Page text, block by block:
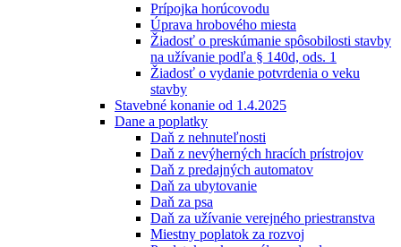
Prípojka horúcovodu
Úprava hrobového miesta
Žiadosť o preskúmanie spôsobilosti stavby
na užívanie podľa § 140d, ods. 1
Žiadosť o vydanie potvrdenia o veku
stavby
Stavebné konanie od 1.4.2025
Dane a poplatky
Daň z nehnuteľnosti
Daň z nevýherných hracích prístrojov
Daň z predajných automatov
Daň za ubytovanie
Daň za psa
Daň za užívanie verejného priestranstva
Miestny poplatok za rozvoj